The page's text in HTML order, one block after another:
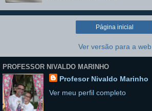
Página inicial
Ver versão para a web
PROFESSOR NIVALDO MARINHO
Profesor Nivaldo Marinho
Ver meu perfil completo